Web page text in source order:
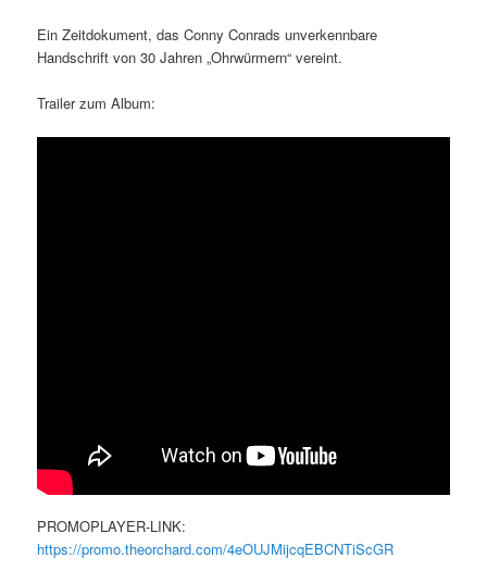
Ein Zeitdokument, das Conny Conrads unverkennbare
Handschrift von 30 Jahren „Ohrwürmern“ vereint.
Trailer zum Album:
PROMOPLAYER-LINK:
https://promo.theorchard.com/4eOUJMijcqEBCNTiScGR